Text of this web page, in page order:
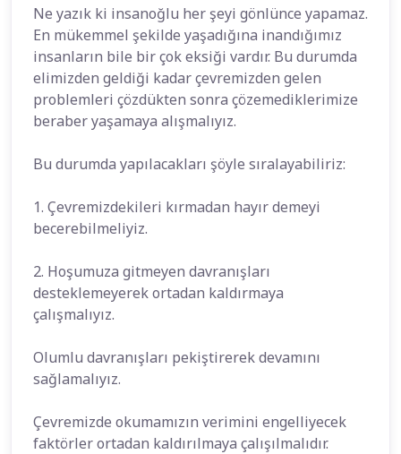
Ne yazık ki insanoğlu her şeyi gönlünce yapamaz.
En mükemmel şekilde yaşadığına inandığımız
insanların bile bir çok eksiği vardır. Bu durumda
elimizden geldiği kadar çevremizden gelen
problemleri çözdükten sonra çözemediklerimize
beraber yaşamaya alışmalıyız.
Bu durumda yapılacakları şöyle sıralayabiliriz:
1. Çevremizdekileri kırmadan hayır demeyi
becerebilmeliyiz.
2. Hoşumuza gitmeyen davranışları
desteklemeyerek ortadan kaldırmaya
çalışmalıyız.
Olumlu davranışları pekiştirerek devamını
sağlamalıyız.
Çevremizde okumamızın verimini engelliyecek
faktörler ortadan kaldırılmaya çalışılmalıdır.